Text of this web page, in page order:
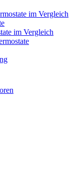
im Vergleich
im Vergleich